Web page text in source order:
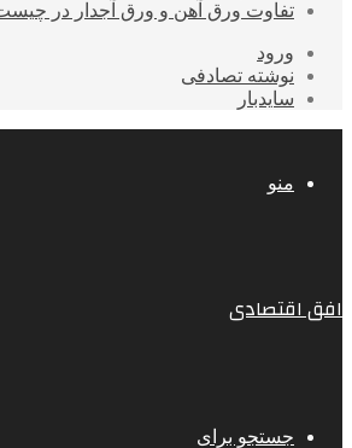
تفاوت ورق آهن و ورق آجدار در
ورود
نوشته تصادفی
سایدبار
منو
افق اقتصادی
جستجو برای